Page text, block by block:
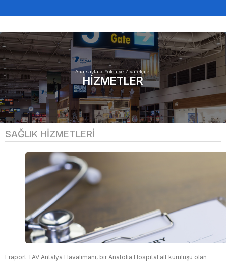
Ana sayfa> Yolcu ve Ziyaretçiler
HIZMETLER
SAĞLIK HIZMETLERI
Fraport TAV Antalya Havalimanı, bir Anatolia Hospital alt kuruluşu olan